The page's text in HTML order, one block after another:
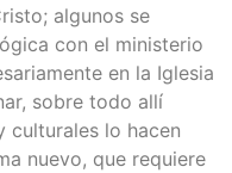
algunos se
con el ministerio
en la Iglesia
sobre todo allí
culturales lo hacen
nuevo, que requiere